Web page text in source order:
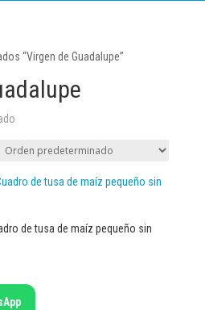
“Virgen de Guadalupe”
de tusa de maíz pequeño sin